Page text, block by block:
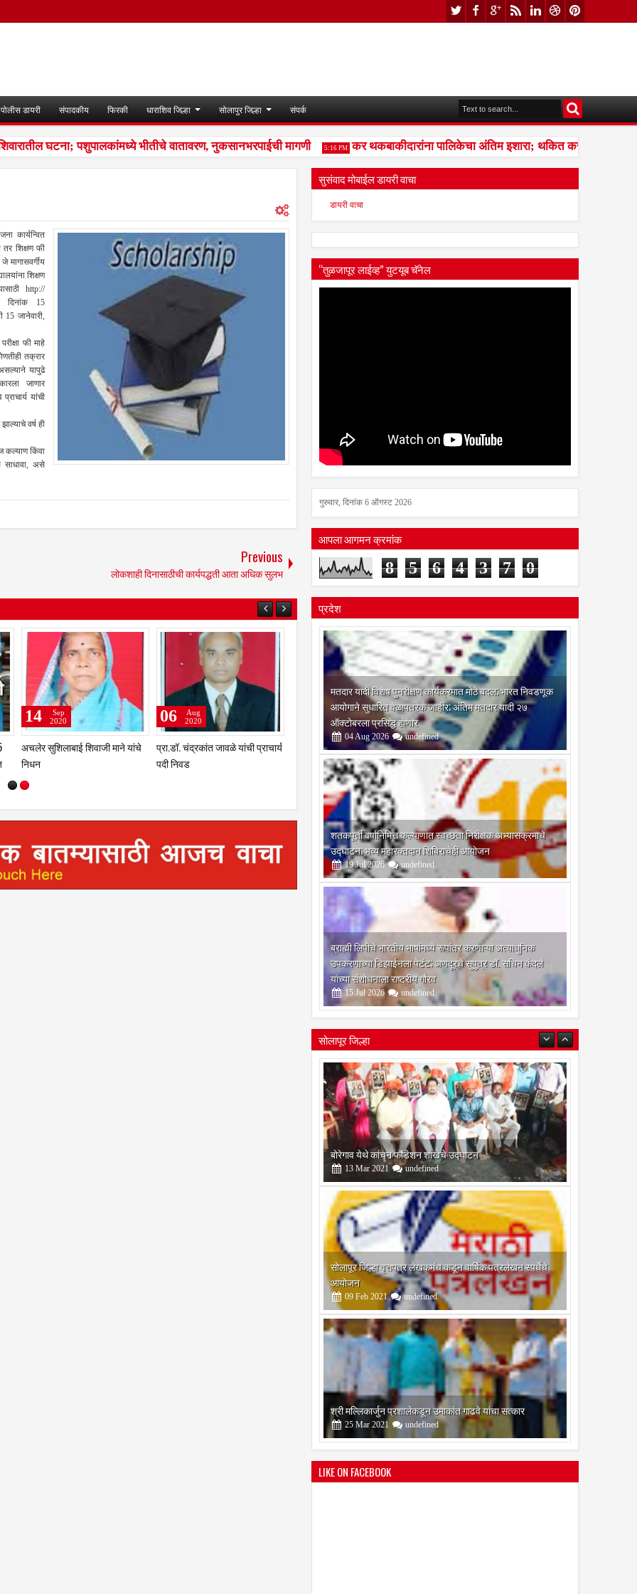
पोलीस डायरी संपादकीय फिरकी धाराशिव जिल्हा सोलापुर जिल्हा संपर्क
घटना; पशुपालकांमध्ये भीतीचे वातावरण, नुकसानभरपाईची मागणी 5:16 PM कर थकबाकीदारांना पालिकेचा अंतिम इशारा; थकित कर न भरल्यास
कार्यन्वित
तर शिक्षण फी
मागासवर्गीय
शिक्षण
http://
दिनांक 15
जानेवारी,
फी माहे
तक्रार
यापुढे
जाणार
यांची
वर्ष ही
कल्याण किंवा
साधावा, असे
Previous
लोकशाही दिनासाठीची कार्यपद्धती आता अधिक सुलभ
बहिणीला
कोरोनाला हद्दपार करण्यासाठी एकजूट
24
Jul
उमरगा नगर पालिका क्षेत्रात दि. 25
22
सुसंवाद मोबाईल डायरी वाचा
डायरी वाचा
“तुळजापूर लाईव्ह” युटयूब चॅनेल
गुरुवार, दिनांक 6 ऑगस्ट 2026
आपला आगमन क्रमांक
8 5 6 4 3 7 0
प्रदेश
मतदार यादी विशेष पुनरीक्षण कार्यक्रमात मोठे बदल; भारत निवडणूक
आयोगाने सुधारित वेळापत्रक जाहीर; अंतिम मतदार यादी २७
ऑक्टोबरला प्रसिद्ध होणार
04 Aug 2026 undefined
शतकपूर्ती वर्षानिमित्त कल्याणात स्वच्छता निरीक्षक अभ्यासक्रमाचे
उद्घाटन; भव्य महारक्तदान शिबिराचेही आयोजन
19 Jul 2026 undefined
ब्राह्मी लिपीचे भारतीय भाषांमध्ये रूपांतर करणाऱ्या अत्याधुनिक
उपकरणाच्या डिझाईनला पेटंट; अणदूरचे सुपुत्र डॉ. सचिन कंदले
यांच्या संशोधनाला राष्ट्रीय गौरव
15 Jul 2026 undefined
सोलापूर जिल्हा
बोरेगाव येथे कांचन फौंडेशन शाखेचे उद्घाटन
13 Mar 2021 undefined
सोलापूर जिल्हा वृत्तपत्र लेखकमंच कडून वार्षिक पत्रलेखन स्पर्धेचे
आयोजन
09 Feb 2021 undefined
श्री मल्लिकार्जुन प्रशालेकडून उमाकांत गाढवे यांचा सत्कार
25 Mar 2021 undefined
LIKE ON FACEBOOK